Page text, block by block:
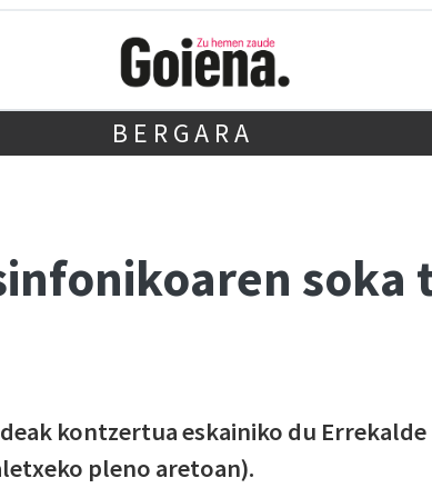
BERGARA
soka
kontzertua eskainiko du Errekalde
pleno aretoan).